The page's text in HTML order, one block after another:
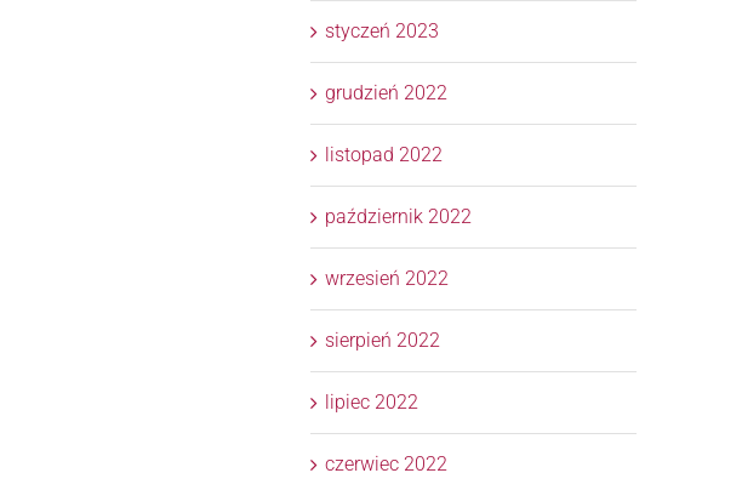
styczeń 2023
grudzień 2022
listopad 2022
październik 2022
wrzesień 2022
sierpień 2022
lipiec 2022
czerwiec 2022